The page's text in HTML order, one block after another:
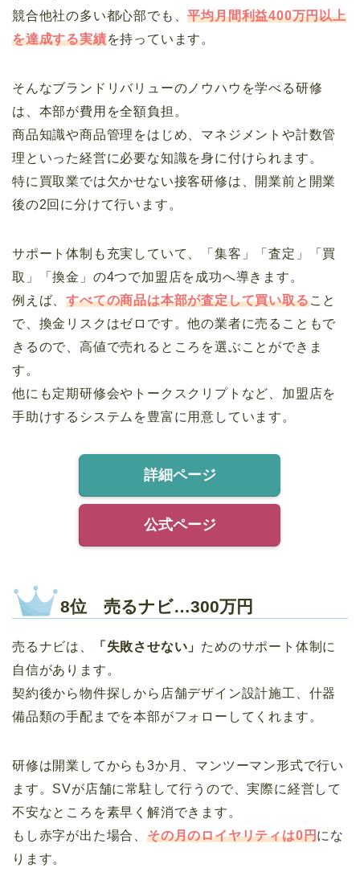
競合他社の多い都心部でも、平均月間利益400万円以上
を達成する実績を持っています。
そんなブランドリバリューのノウハウを学べる研修
は、本部が費用を全額負担。
商品知識や商品管理をはじめ、マネジメントや計数管
理といった経営に必要な知識を身に付けられます。
特に買取業では欠かせない接客研修は、開業前と開業
後の2回に分けて行います。
サポート体制も充実していて、「集客」「査定」「買
取」「換金」の4つで加盟店を成功へ導きます。
例えば、すべての商品は本部が査定して買い取ること
で、換金リスクはゼロです。他の業者に売ることもで
きるので、高値で売れるところを選ぶことができま
す。
他にも定期研修会やトークスクリプトなど、加盟店を
手助けするシステムを豊富に用意しています。
詳細ページ
公式ページ
8位 売るナビ…300万円
売るナビは、 「失敗させない」 ためのサポート体制に
自信があります。
契約後から物件探しから店舗デザイン設計施工、什器
備品類の手配までを本部がフォローしてくれます。
研修は開業してからも3か月、マンツーマン形式で行い
ます。SVが店舗に常駐して行うので、実際に経営して
不安なところを素早く解消できます。
もし赤字が出た場合、 その月のロイヤリティは0円にな
ります。